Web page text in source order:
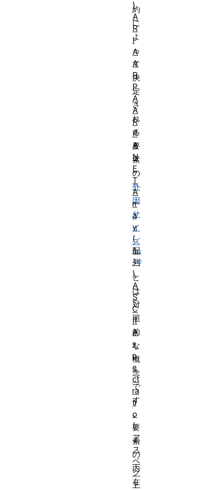
約
に
よ
っ
て
決
定
さ
れ
る
要
素
の
外
因
サ
イ
ズ
と
は
対
照
的
な
概
念
で
す
。
要
素
の
内
在
)
A
R
I
A
A
R
P
A
A
R
P
A
N
E
T
A
rr
a
y
(
配
列
)
A
S
C
II
A
s
p
e
ct
ra
ti
o
(
ア
ス
ペ
ク
ト